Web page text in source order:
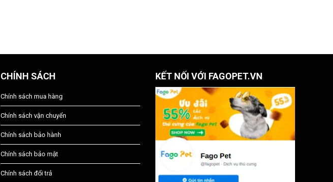
CHÍNH SÁCH
Chính sách mua hàng
Chính sách vận chuyển
Chính sách bảo hành
Chính sách bảo mật
Chính sách đổi trả
KẾT NỐI VỚI FAGOPET.VN